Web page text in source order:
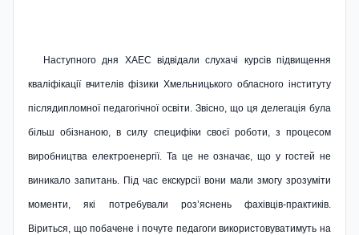
Наступного дня ХАЕС відвідали слухачі курсів підвищення
кваліфікації вчителів фізики Хмельницького обласного інституту
післядипломної педагогічної освіти. Звісно, що ця делегація була
більш обізнаною, в силу специфіки своєї роботи, з процесом
виробництва електроенергії. Та це не означає, що у гостей не
виникало запитань. Під час екскурсії вони мали змогу зрозуміти
моменти, які потребували роз’яснень фахівців-практиків.
Віриться, що побачене і почуте педагоги використовуватимуть на